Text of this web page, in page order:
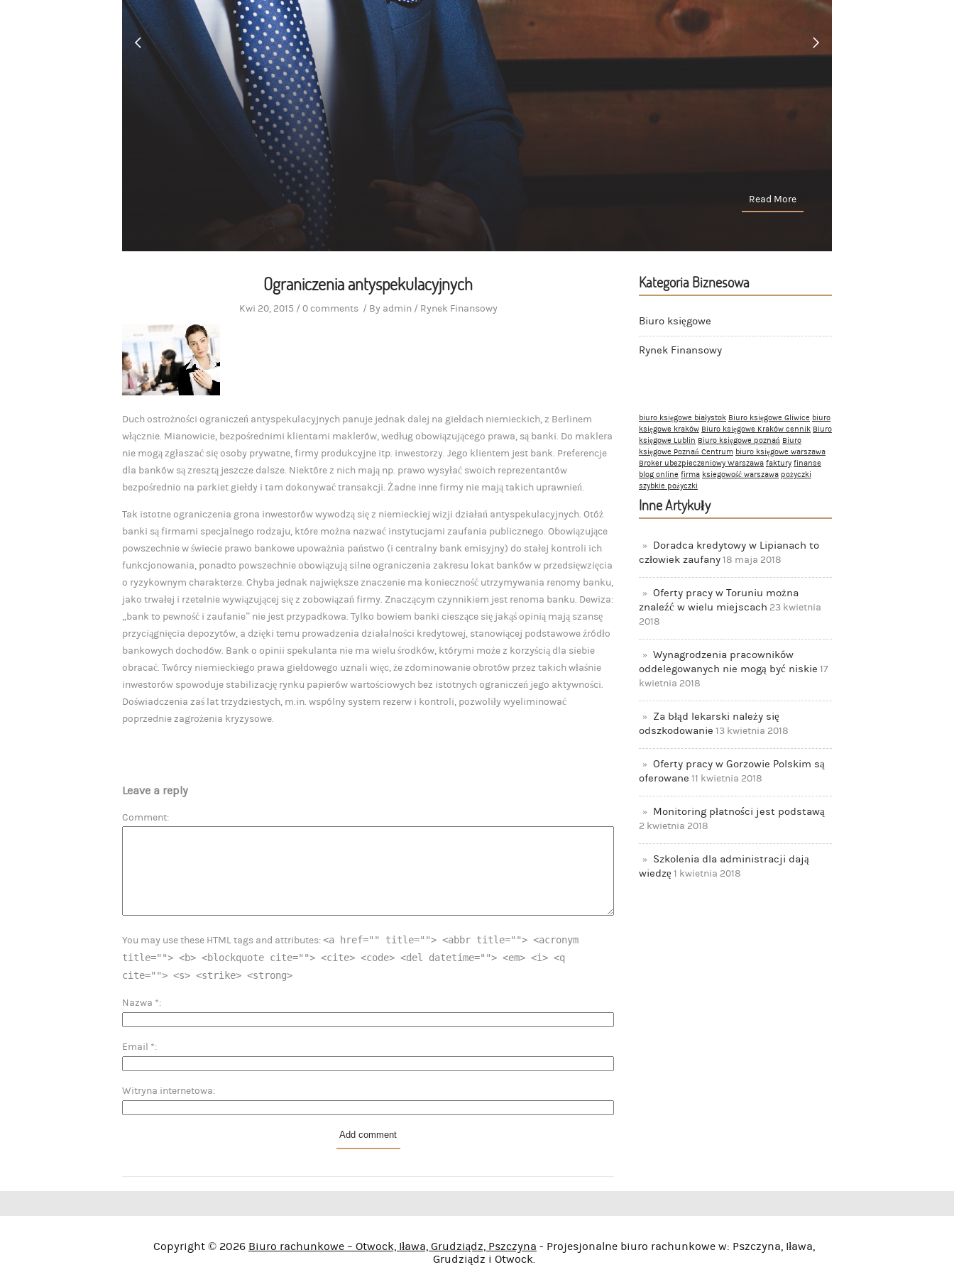
Read More
Kategoria Biznesowa
Biuro księgowe
Rynek Finansowy
biuro księgowe białystok Biuro księgowe Gliwice biuro
księgowe kraków Biuro księgowe Kraków cennik Biuro
księgowe Lublin Biuro księgowe poznań Biuro
księgowe Poznań Centrum biuro księgowe warszawa
Broker ubezpieczeniowy Warszawa faktury finanse
blog online firma ksiegowość warszawa pożyczki
szybkie pożyczki
Inne Artykuły
Doradca kredytowy w Lipianach to
człowiek zaufany18 maja 2018
Oferty pracy w Toruniu można
znaleźć w wielu miejscach 23 kwietnia
2018
Wynagrodzenia pracowników
oddelegowanych nie mogą być niskie 17
kwietnia 2018
Za błąd lekarski należy się
odszkodowanie 13 kwietnia 2018
Oferty pracy w Gorzowie Polskim są
oferowane 11 kwietnia 2018
Monitoring płatności jest podstawą
2 kwietnia 2018
Szkolenia dla administracji dają
wiedzę 1 kwietnia 2018
Ograniczenia antyspekulacyjnych
Kwi 20, 2015 /0 comments/ By admin/ Rynek Finansowy
Duch ostrożności ograniczeń antyspekulacyjnych panuje jednak dalej na giełdach niemieckich, z Berlinem
włącznie. Mianowicie, bezpośrednimi klientami maklerów, według obowiązującego prawa, są banki. Do maklera
nie mogą zgłaszać się osoby prywatne, firmy produkcyjne itp. inwestorzy. Jego klientem jest bank. Preferencje
dla banków są zresztą jeszcze dalsze. Niektóre z nich mają np. prawo wysyłać swoich reprezentantów
bezpośrednio na parkiet giełdy i tam dokonywać transakcji. Żadne inne firmy nie mają takich uprawnień.
Tak istotne ograniczenia grona inwestorów wywodzą się z niemieckiej wizji działań antyspekulacyjnych. Otóż
banki są firmami specjalnego rodzaju, które można nazwać instytucjami zaufania publicznego. Obowiązujące
powszechnie w świecie prawo bankowe upoważnia państwo (i centralny bank emisyjny) do stałej kontroli ich
funkcjonowania, ponadto powszechnie obowiązują silne ograniczenia zakresu lokat banków w przedsięwzięcia
o ryzykownym charakterze. Chyba jednak największe znaczenie ma konieczność utrzymywania renomy banku,
jako trwałej i rzetelnie wywiązującej się z zobowiązań firmy. Znaczącym czynnikiem jest renoma banku. Dewiza:
„bank to pewność i zaufanie” nie jest przypadkowa. Tylko bowiem banki cieszące się jakąś opinią mają szansę
przyciągnięcia depozytów, a dzięki temu prowadzenia działalności kredytowej, stanowiącej podstawowe źródło
bankowych dochodów. Bank o opinii spekulanta nie ma wielu środków, którymi może z korzyścią dla siebie
obracać. Twórcy niemieckiego prawa giełdowego uznali więc, że zdominowanie obrotów przez takich właśnie
inwestorów spowoduje stabilizację rynku papierów wartościowych bez istotnych ograniczeń jego aktywności.
Doświadczenia zaś lat trzydziestych, m.in. wspólny system rezerw i kontroli, pozwoliły wyeliminować
poprzednie zagrożenia kryzysowe.
Leave a reply
Comment
You may use these HTML tags and attributes:<a href="" title=""> <abbr title=""> <acronym
title=""> <b> <blockquote cite=""> <cite> <code> <del datetime=""> <em> <i> <q
cite=""> <s> <strike> <strong>
Nazwa *
Email *
Witryna internetowa
Copyright © 2026 Biuro rachunkowe – Otwock, Iława, Grudziądz, Pszczyna - Projesjonalne biuro rachunkowe w: Pszczyna, Iława,
Grudziądz i Otwock.